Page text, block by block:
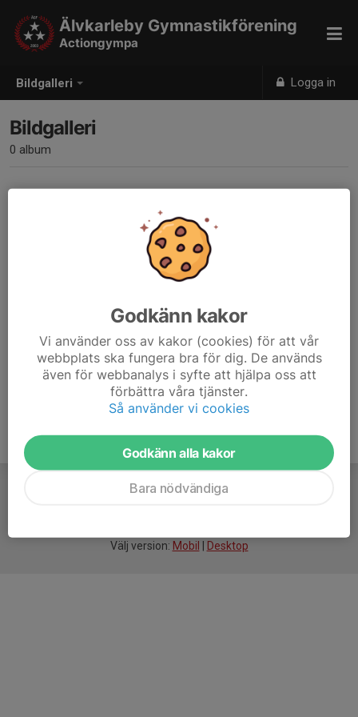
Bildgalleri Logga in
Älvkarleby Gymnastikförening
Actiongympa
Bildgalleri
0 album
Inga album skapade
Välj version: Mobil Desktop
Godkänn kakor
Vi använder oss av kakor (cookies) för att vår
webbplats ska fungera bra för dig. De används
även för webbanalys i syfte att hjälpa oss att
förbättra våra tjänster.
Så använder vi cookies
Godkänn alla kakor
Bara nödvändiga